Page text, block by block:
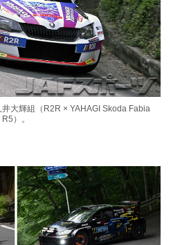
大輝組（R2R × YAHAGI Skoda Fabia
R5）。